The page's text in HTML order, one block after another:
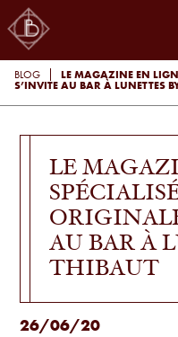
BLOG
LE MAGAZINE EN
S’INVITE AU BAR À LUNETTES
LE
AU BAR À
THIBAUT
26/06/20